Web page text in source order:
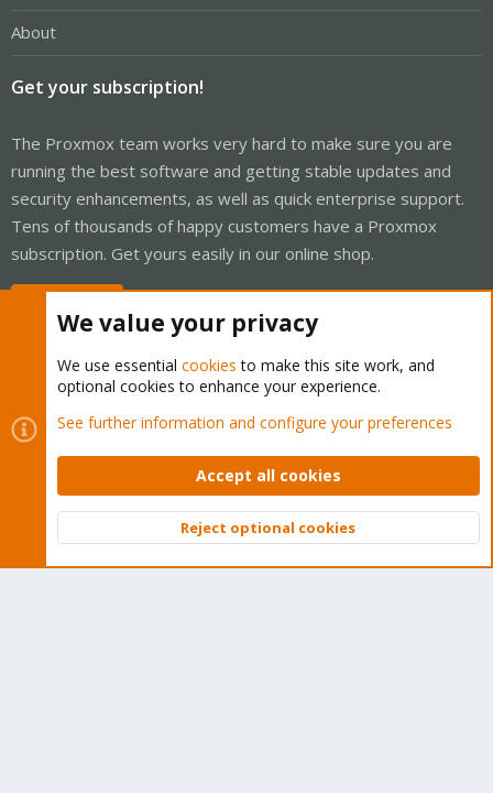
About
Get your subscription!
The Proxmox team works very hard to make sure you are
running the best software and getting stable updates and
security enhancements, as well as quick enterprise support.
Tens of thousands of happy customers have a Proxmox
subscription. Get yours easily in our online shop.
Cookies
Proxmox Support Forum - Light Mode
Contact us
Terms and rules Privacy policy Help Home
Community platform by XenForo © 2010-2026 XenForo Ltd.
Top
We value your privacy
We use essential cookies to make this site work, and
optional cookies to enhance your experience.
See further information and configure your preferences
Accept all cookies
Reject optional cookies